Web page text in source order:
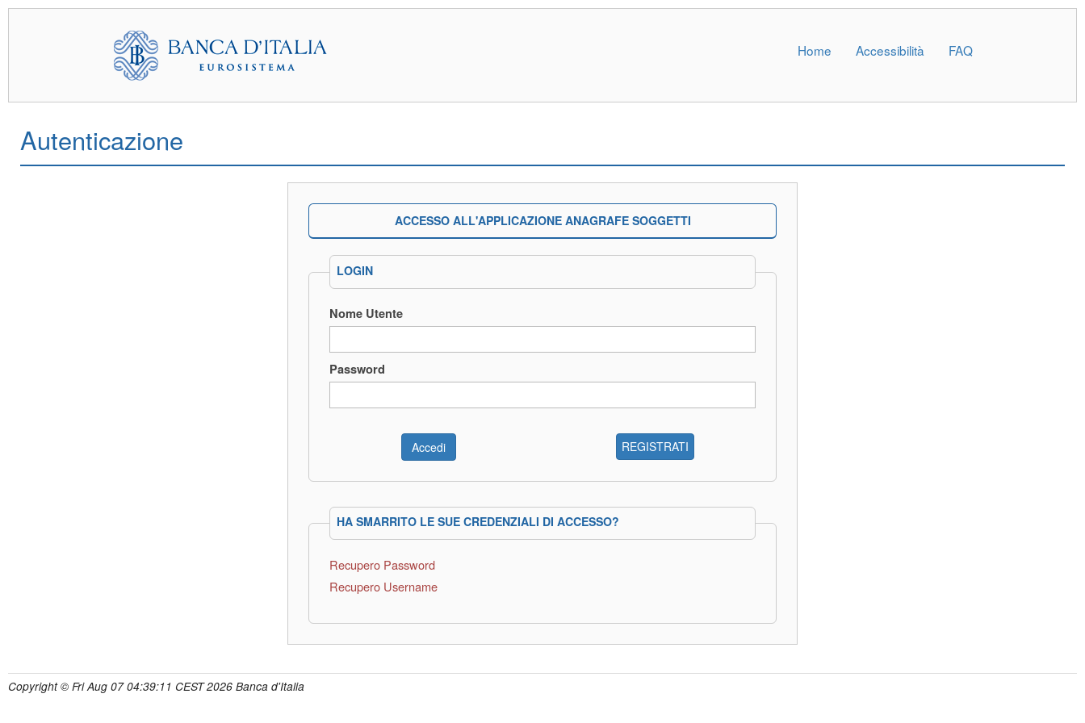
Home Accessibilità FAQ
Autenticazione
ACCESSO ALL'APPLICAZIONE ANAGRAFE SOGGETTI
LOGIN
Nome Utente
Password
REGISTRATI
HA SMARRITO LE SUE CREDENZIALI DI ACCESSO?
Recupero Password
Recupero Username
Copyright © Fri Aug 07 04:39:11 CEST 2026 Banca d'Italia